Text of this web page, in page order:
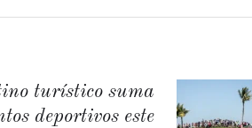
turístico suma
deportivos este